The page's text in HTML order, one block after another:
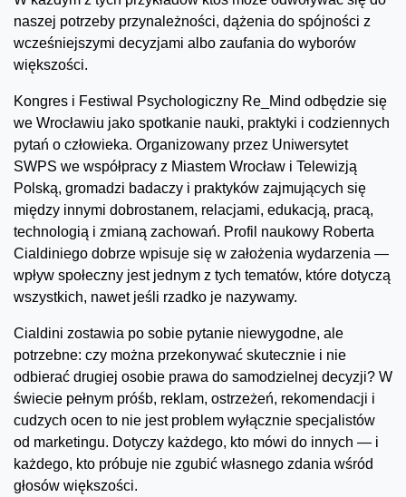
naszej potrzeby przynależności, dążenia do spójności z
wcześniejszymi decyzjami albo zaufania do wyborów
większości.
Kongres i Festiwal Psychologiczny Re_Mind odbędzie się
we Wrocławiu jako spotkanie nauki, praktyki i codziennych
pytań o człowieka. Organizowany przez Uniwersytet
SWPS we współpracy z Miastem Wrocław i Telewizją
Polską, gromadzi badaczy i praktyków zajmujących się
między innymi dobrostanem, relacjami, edukacją, pracą,
technologią i zmianą zachowań. Profil naukowy Roberta
Cialdiniego dobrze wpisuje się w założenia wydarzenia —
wpływ społeczny jest jednym z tych tematów, które dotyczą
wszystkich, nawet jeśli rzadko je nazywamy.
Cialdini zostawia po sobie pytanie niewygodne, ale
potrzebne: czy można przekonywać skutecznie i nie
odbierać drugiej osobie prawa do samodzielnej decyzji? W
świecie pełnym próśb, reklam, ostrzeżeń, rekomendacji i
cudzych ocen to nie jest problem wyłącznie specjalistów
od marketingu. Dotyczy każdego, kto mówi do innych — i
każdego, kto próbuje nie zgubić własnego zdania wśród
głosów większości.